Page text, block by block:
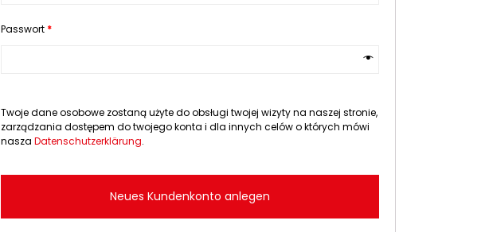
Passwort *
Twoje dane osobowe zostaną użyte do obsługi twojej wizyty na naszej stronie,
zarządzania dostępem do twojego konta i dla innych celów o których mówi
nasza Datenschutzerklärung.
Neues Kundenkonto anlegen